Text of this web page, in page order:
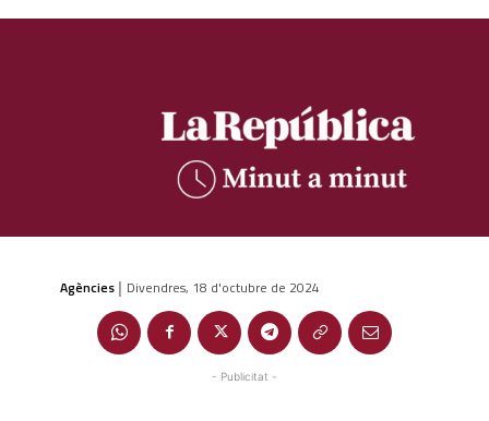
Agències | Divendres, 18 d'octubre de 2024
- Publicitat -